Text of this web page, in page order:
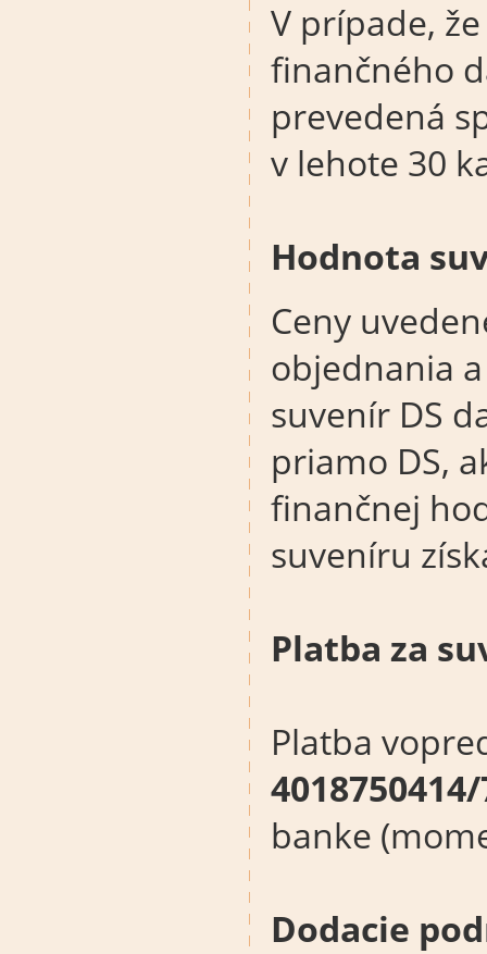
V prípade,
finančného
prevedená
v lehote 30
Hodnota
Ceny
objednania
suvenír DS
priamo DS,
finančnej
suveníru
Platba za
Platba
banke
Dodacie